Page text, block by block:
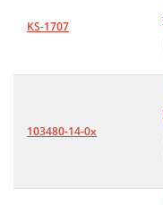
KS-1707
103480-14-0х